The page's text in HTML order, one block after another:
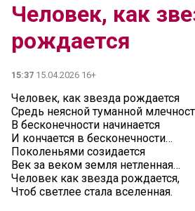
Человек, как
рождается
15:37 15.04.2026 16+
Человек, как звезда рождается
Средь неясной туманной
В бесконечности начинается
И кончается в бесконечности…
Поколеньями созидается
Век за веком земля нетленная…
Человек как звезда рождается,
Чтоб светлее стала вселенная.